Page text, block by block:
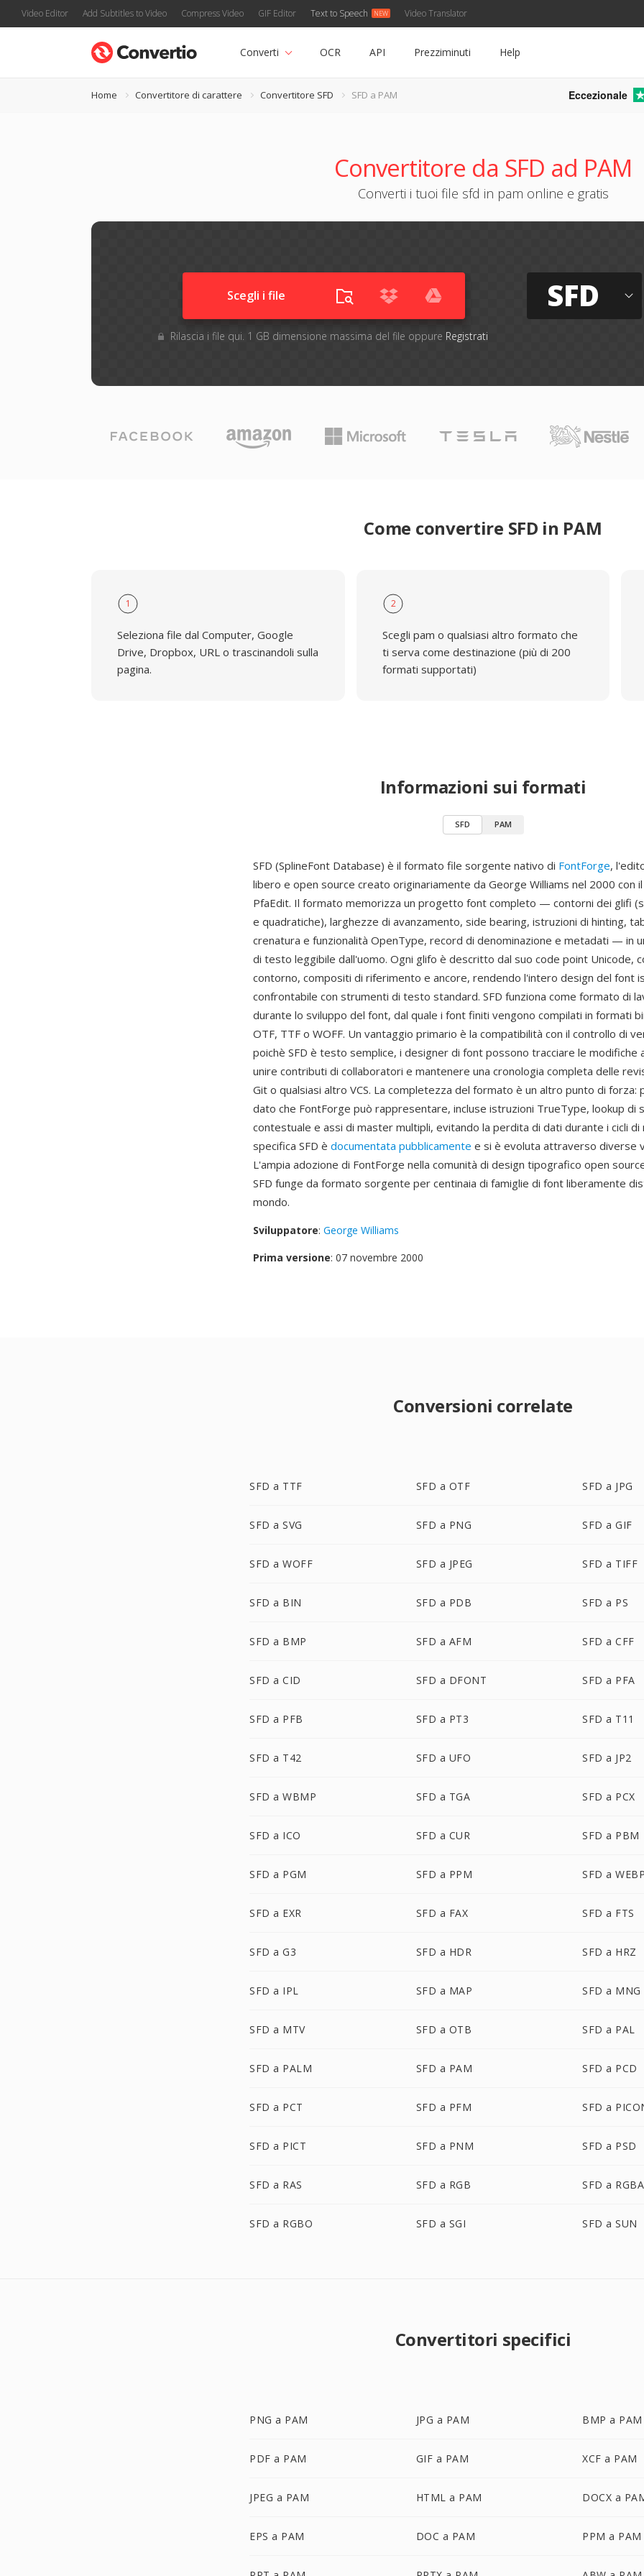
Video Editor Add Subtitles to Video Compress Video GIF Editor Text to Speech Video Translator
Converti OCR API Prezziminuti Help
Home Convertitore di carattere Convertitore SFD SFD a PAM Eccezionale
Convertitore da SFD ad PAM
Converti i tuoi file sfd in pam online e gratis
Scegli i file
Rilascia i file qui. 1 GB dimensione massima del file oppure Registrati
SFD
Come convertire SFD in PAM
1
Seleziona file dal Computer, Google
Drive, Dropbox, URL o trascinandoli sulla
pagina.
2
Scegli pam o qualsiasi altro formato che
ti serva come destinazione (più di 200
formati supportati)
Informazioni sui formati
SFD PAM
SFD (SplineFont Database) è il formato file sorgente nativo di FontForge,
libero e open source creato originariamente da George Williams nel 2000 con
PfaEdit. Il formato memorizza un progetto font completo — contorni dei glifi
e quadratiche), larghezze di avanzamento, side bearing, istruzioni di hinting,
crenatura e funzionalità OpenType, record di denominazione e metadati — in
di testo leggibile dall'uomo. Ogni glifo è descritto dal suo code point Unicode,
contorno, compositi di riferimento e ancore, rendendo l'intero design del font
confrontabile con strumenti di testo standard. SFD funziona come formato di
durante lo sviluppo del font, dal quale i font finiti vengono compilati in formati
OTF, TTF o WOFF. Un vantaggio primario è la compatibilità con il controllo di
poichè SFD è testo semplice, i designer di font possono tracciare le modifiche
unire contributi di collaboratori e mantenere una cronologia completa delle
Git o qualsiasi altro VCS. La completezza del formato è un altro punto di forza:
dato che FontForge può rappresentare, incluse istruzioni TrueType, lookup di
contestuale e assi di master multipli, evitando la perdita di dati durante i cicli di
specifica SFD è documentata pubblicamente e si è evoluta attraverso diverse
L'ampia adozione di FontForge nella comunità di design tipografico open
SFD funge da formato sorgente per centinaia di famiglie di font liberamente
mondo.
Sviluppatore: George Williams
Prima versione: 07 novembre 2000
Conversioni correlate
SFD a TTF SFD a OTF SFD a JPG
SFD a SVG SFD a PNG SFD a GIF
SFD a WOFF SFD a JPEG SFD a TIFF
SFD a BIN SFD a PDB SFD a PS
SFD a BMP SFD a AFM SFD a CFF
SFD a CID SFD a DFONT SFD a PFA
SFD a PFB SFD a PT3 SFD a T11
SFD a T42 SFD a UFO SFD a JP2
SFD a WBMP SFD a TGA SFD a PCX
SFD a ICO SFD a CUR SFD a PBM
SFD a PGM SFD a PPM SFD a
SFD a EXR SFD a FAX SFD a FTS
SFD a G3 SFD a HDR SFD a HRZ
SFD a IPL SFD a MAP SFD a MNG
SFD a MTV SFD a OTB SFD a PAL
SFD a PALM SFD a PAM SFD a PCD
SFD a PCT SFD a PFM SFD a
SFD a PICT SFD a PNM SFD a PSD
SFD a RAS SFD a RGB SFD a RGBA
SFD a RGBO SFD a SGI SFD a SUN
Convertitori specifici
PNG a PAM JPG a PAM BMP a PAM
PDF a PAM GIF a PAM XCF a PAM
JPEG a PAM HTML a PAM DOCX a
EPS a PAM DOC a PAM PPM a PAM